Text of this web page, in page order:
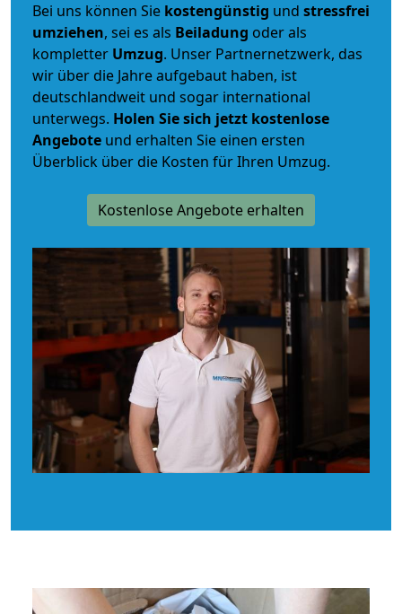
Bei uns können Sie kostengünstig und stressfrei
umziehen, sei es als Beiladung oder als
kompletter Umzug. Unser Partnernetzwerk, das
wir über die Jahre aufgebaut haben, ist
deutschlandweit und sogar international
unterwegs. Holen Sie sich jetzt kostenlose
Angebote und erhalten Sie einen ersten
Überblick über die Kosten für Ihren Umzug.
Kostenlose Angebote erhalten